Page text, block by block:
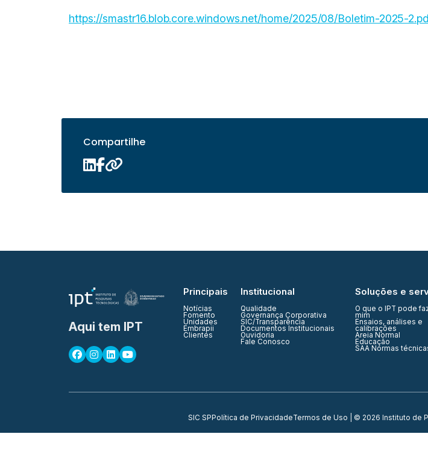
https://smastr16.blob.core.windows.net/home/2025/08/Boletim-2025-
Compartilhe
Aqui tem IPT
Principais
Notícias
Fomento
Unidades
Embrapii
Clientes
Institucional
Qualidade
Governança Corporativa
SIC/Transparência
Documentos Institucionais
Ouvidoria
Fale Conosco
Soluções e
O que o IPT pode
mim
Ensaios, análises e
calibrações
Areia Normal
Educação
SAA Normas
SIC SPPolítica de PrivacidadeTermos de Uso | © 2026 Instituto de